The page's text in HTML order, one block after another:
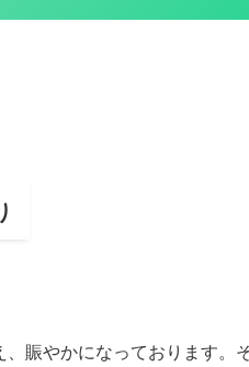
賑やかになっております。